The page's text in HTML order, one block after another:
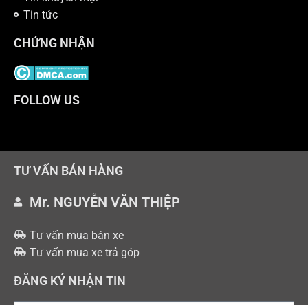
Tin tức
CHỨNG NHẬN
FOLLOW US
TƯ VẤN BÁN HÀNG
Mr. NGUYỄN VĂN THIỆP
Tư vấn mua bán xe
Tư vấn mua xe trả góp
ĐĂNG KÝ NHẬN TIN